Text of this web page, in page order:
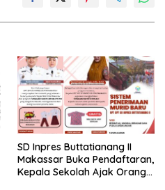
SD Inpres Buttatianang II
Makassar Buka Pendaftaran,
Kepala Sekolah Ajak Orang